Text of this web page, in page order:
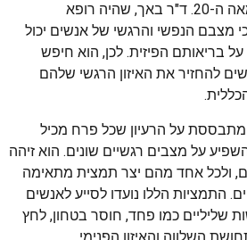
באך בשנות ה-30 של המאה ה-20. ד"ר באך, שהיה רופא
מצבם הנפשי והרגשי של אנשים יכול
בריאותם הפיזית. לכן, הוא חיפש
להחזיר את האיזון הרגשי שלהם
על הרעיון שכל פרח מכיל
על מצבים רגשיים שונים. הוא זיהה
ולכל אחד מהם יצר תמצית מתאימה
התמציות הללו נועדו לסייע לאנשים
שליליים כמו פחד, חוסר בטחון, לחץ